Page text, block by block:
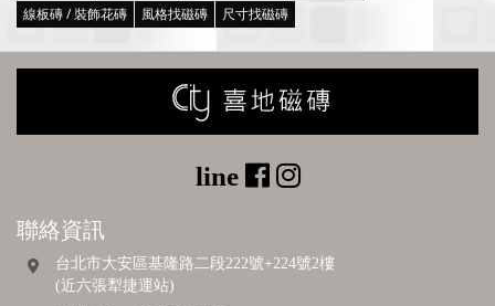
線板磚 / 裝飾花磚
風格找磁磚 尺寸找磁磚
聯絡資訊
台北市大安區基隆路二段222號+224號2樓
(近六張犁捷運站)